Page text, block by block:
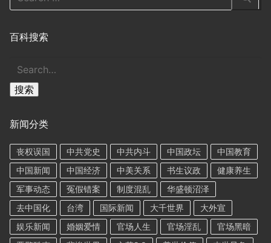
for:
百科搜索
搜
搜索
新闻分类
丧权误国 中共党史 中共内斗 中国政坛
中国教育
中国新闻
中国经济 中美关系 书生议政
健康养生
军事动态
冤假错案 制度混乱
华盛顿沼泽
去中国化
台湾 国际新闻 大千世界
大外宣
娱乐新闻
婚姻爱情 官场人生 官场淫乱
官场黑暗